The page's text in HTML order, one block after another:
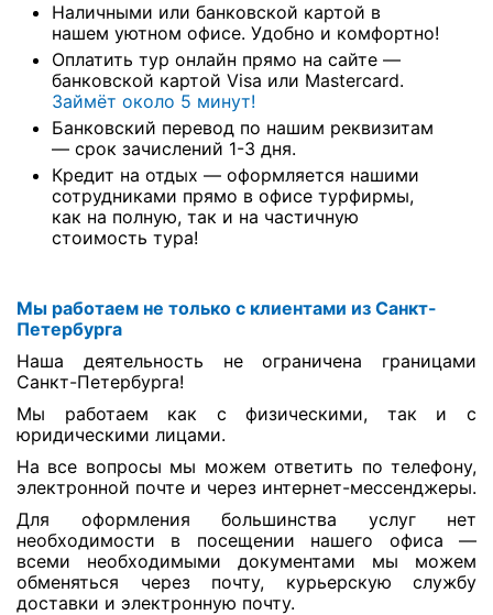
Наличными или банковской картой в
нашем уютном офисе. Удобно и комфортно!
Оплатить тур онлайн прямо на сайте —
банковской картой Visa или Mastercard.
Займёт около 5 минут!
Банковский перевод по нашим реквизитам
— срок зачислений 1-3 дня.
Кредит на отдых — оформляется нашими
сотрудниками прямо в офисе турфирмы,
как на полную, так и на частичную
стоимость тура!
Мы работаем не только с клиентами из Санкт-
Петербурга
Наша деятельность не ограничена границами
Санкт-Петербурга!
Мы работаем как с физическими, так и с
юридическими лицами.
На все вопросы мы можем ответить по телефону,
электронной почте и через интернет-мессенджеры.
Для оформления большинства услуг нет
необходимости в посещении нашего офиса —
всеми необходимыми документами мы можем
обменяться через почту, курьерскую службу
доставки и электронную почту.